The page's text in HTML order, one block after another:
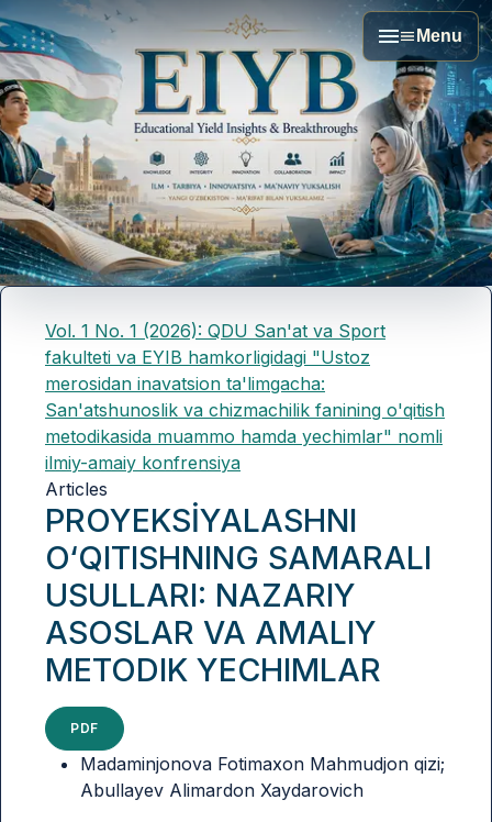
Menu
Vol. 1 No. 1 (2026): QDU San'at va Sport
fakulteti va EYIB hamkorligidagi "Ustoz
merosidan inavatsion ta'limgacha:
San'atshunoslik va chizmachilik fanining o'qitish
metodikasida muammo hamda yechimlar" nomli
ilmiy-amaiy konfrensiya
Articles
PROYEKSİYALASHNI
O‘QITISHNING SAMARALI
USULLARI: NAZARIY
ASOSLAR VA AMALIY
METODIK YECHIMLAR
PDF
Madaminjonova Fotimaxon Mahmudjon qizi;
Abullayev Alimardon Xaydarovich